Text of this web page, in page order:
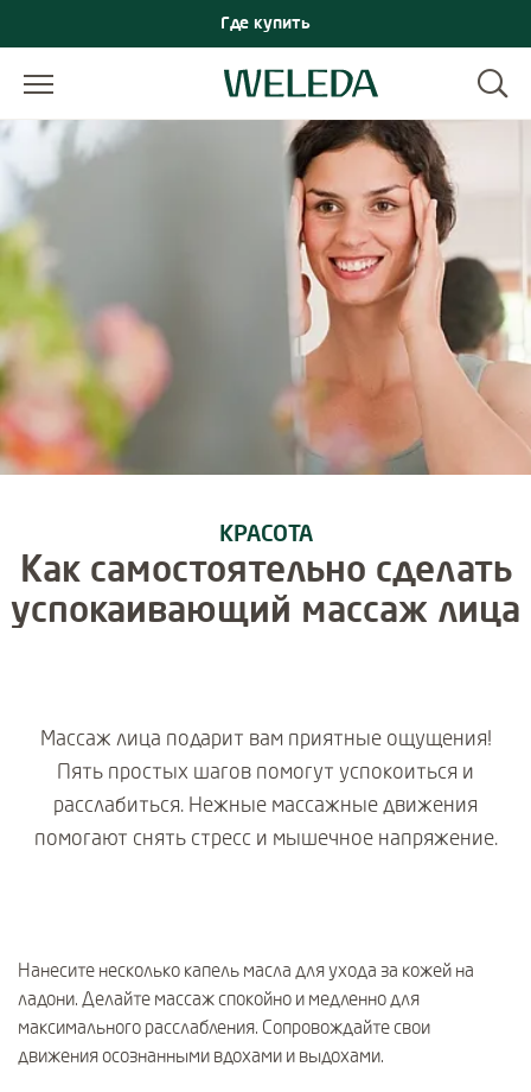
Где купить
КРАСОТА
Как самостоятельно сделать
успокаивающий массаж лица
Массаж лица подарит вам приятные ощущения!
Пять простых шагов помогут успокоиться и
расслабиться. Нежные массажные движения
помогают снять стресс и мышечное напряжение.
Нанесите несколько капель масла для ухода за кожей на
ладони. Делайте массаж спокойно и медленно для
максимального расслабления. Сопровождайте свои
движения осознанными вдохами и выдохами.